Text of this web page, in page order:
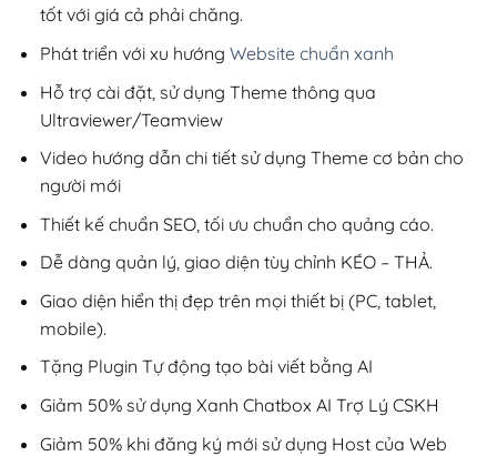
tốt với giá cả phải chăng.
Phát triển với xu hướng Website chuẩn xanh
Hỗ trợ cài đặt, sử dụng Theme thông qua
Ultraviewer/Teamview
Video hướng dẫn chi tiết sử dụng Theme cơ bản cho
người mới
Thiết kế chuẩn SEO, tối ưu chuẩn cho quảng cáo.
Dễ dàng quản lý, giao diện tùy chỉnh KÉO – THẢ.
Giao diện hiển thị đẹp trên mọi thiết bị (PC, tablet,
mobile).
Tặng Plugin Tự động tạo bài viết bằng AI
Giảm 50% sử dụng Xanh Chatbox AI Trợ Lý CSKH
Giảm 50% khi đăng ký mới sử dụng Host của Web